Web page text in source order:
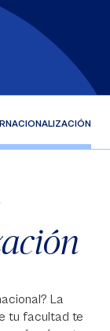
La
tu facultad te